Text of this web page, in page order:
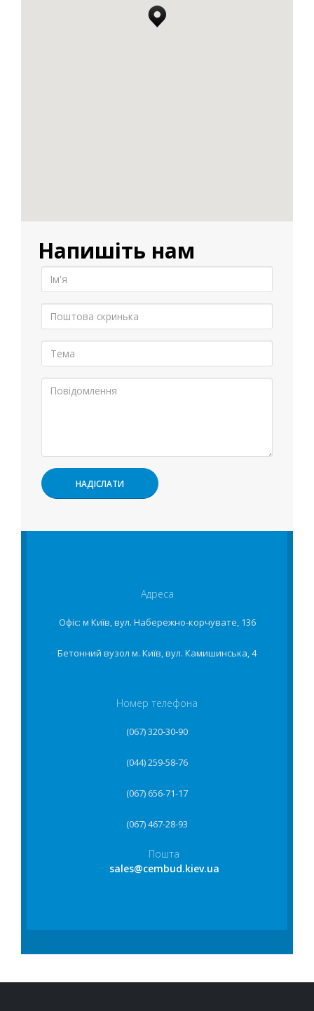
Напишіть нам
Адреса
Офіс: м Київ, вул. Набережно-корчувате, 136
Бетонний вузол м. Київ, вул. Камишинська, 4
Номер телефона
(067) 320-30-90
(044) 259-58-76
(067) 656-71-17
(067) 467-28-93
Пошта
sales@cembud.kiev.ua